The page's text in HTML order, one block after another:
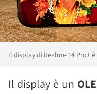
Il display di Realme 14 Pro+
Il display è un